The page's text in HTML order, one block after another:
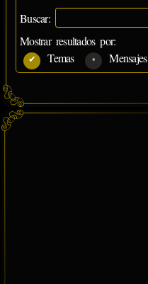
Buscar:
Mostrar resultados por:
Temas
Mensajes